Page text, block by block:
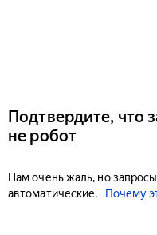
Подтвердите, что
не робот
Нам очень жаль, но
автоматические.
Почему